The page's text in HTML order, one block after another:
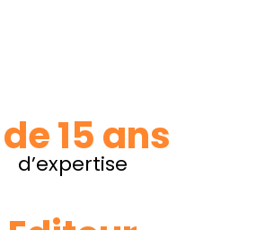
15 ans
d’expertise